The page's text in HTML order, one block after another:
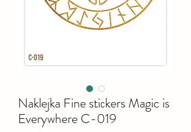
Naklejka Fine stiсkers Magic is
Everywhere C-019